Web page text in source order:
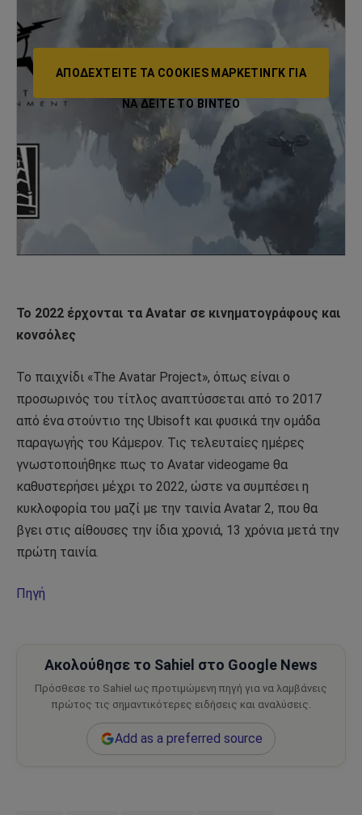
ΑΠΟΔΕΧΤΕΊΤΕ ΤΑ COOKIES ΜΆΡΚΕΤΙΝΓΚ ΓΙΑ
ΝΑ ΔΕΊΤΕ ΤΟ ΒΙΝΤΕΟ
Το 2022 έρχονται τα Avatar σε κινηματογράφους και
κονσόλες
Το παιχνίδι «The Avatar Project», όπως είναι ο
προσωρινός του τίτλος αναπτύσσεται από το 2017
από ένα στούντιο της Ubisoft και φυσικά την ομάδα
παραγωγής του Κάμερον. Τις τελευταίες ημέρες
γνωστοποιήθηκε πως το Avatar videogame θα
καθυστερήσει μέχρι το 2022, ώστε να συμπέσει η
κυκλοφορία του μαζί με την ταινία Avatar 2, που θα
βγει στις αίθουσες την ίδια χρονιά, 13 χρόνια μετά την
πρώτη ταινία.
Πηγή
Ακολούθησε το Sahiel στο Google News
Πρόσθεσε το Sahiel ως προτιμώμενη πηγή για να λαμβάνεις
πρώτος τις σημαντικότερες ειδήσεις και αναλύσεις.
Add as a preferred source